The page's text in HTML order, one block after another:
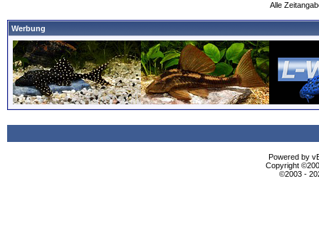
Alle
Werbung
Powered by
Copyright
©2003 -